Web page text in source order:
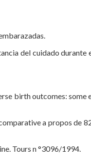
del cuidado durante
birth outcomes:
a propos de
Tours n °3096/1994.